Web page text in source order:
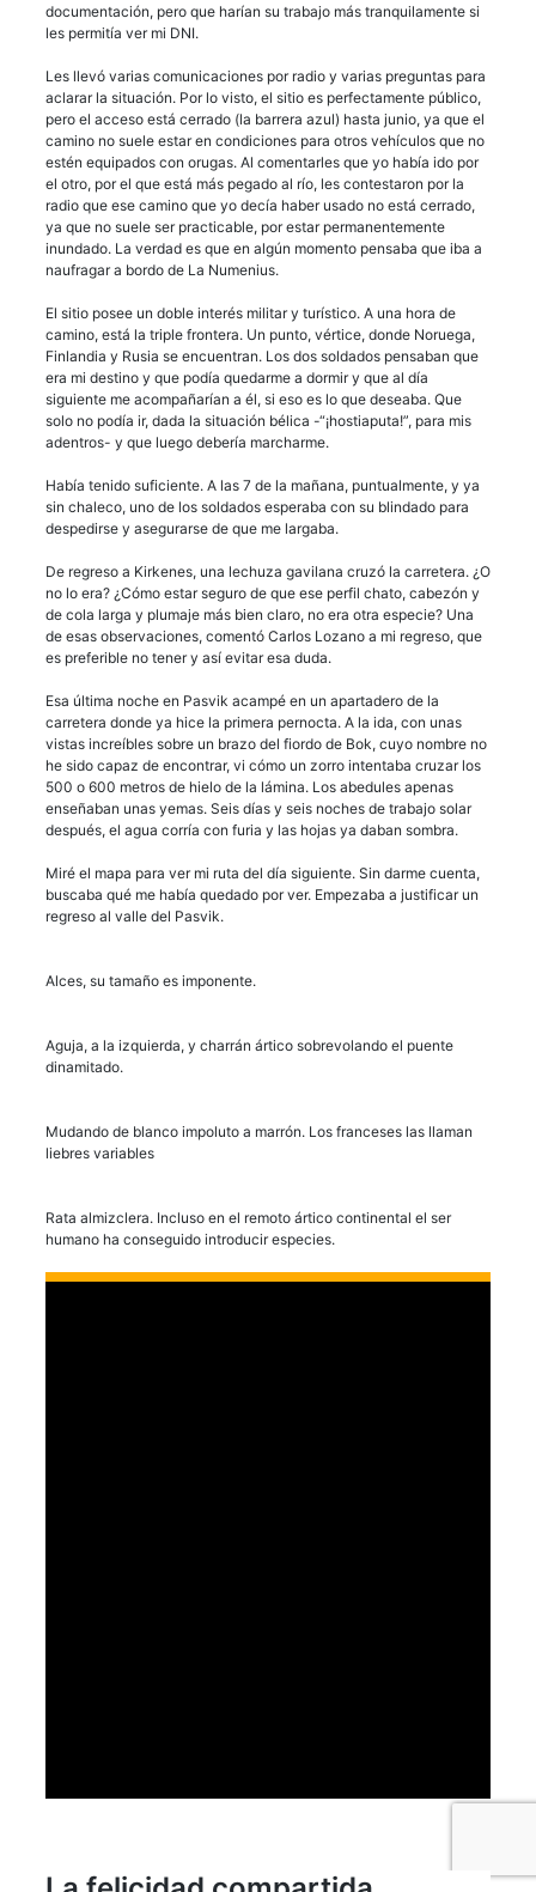
documentación, pero que harían su trabajo más tranquilamente si
les permitía ver mi DNI.
Les llevó varias comunicaciones por radio y varias preguntas para
aclarar la situación. Por lo visto, el sitio es perfectamente público,
pero el acceso está cerrado (la barrera azul) hasta junio, ya que el
camino no suele estar en condiciones para otros vehículos que no
estén equipados con orugas. Al comentarles que yo había ido por
el otro, por el que está más pegado al río, les contestaron por la
radio que ese camino que yo decía haber usado no está cerrado,
ya que no suele ser practicable, por estar permanentemente
inundado. La verdad es que en algún momento pensaba que iba a
naufragar a bordo de La Numenius.
El sitio posee un doble interés militar y turístico. A una hora de
camino, está la triple frontera. Un punto, vértice, donde Noruega,
Finlandia y Rusia se encuentran. Los dos soldados pensaban que
era mi destino y que podía quedarme a dormir y que al día
siguiente me acompañarían a él, si eso es lo que deseaba. Que
solo no podía ir, dada la situación bélica -“¡hostiaputa!”, para mis
adentros- y que luego debería marcharme.
Había tenido suficiente. A las 7 de la mañana, puntualmente, y ya
sin chaleco, uno de los soldados esperaba con su blindado para
despedirse y asegurarse de que me largaba.
De regreso a Kirkenes, una lechuza gavilana cruzó la carretera. ¿O
no lo era? ¿Cómo estar seguro de que ese perfil chato, cabezón y
de cola larga y plumaje más bien claro, no era otra especie? Una
de esas observaciones, comentó Carlos Lozano a mi regreso, que
es preferible no tener y así evitar esa duda.
Esa última noche en Pasvik acampé en un apartadero de la
carretera donde ya hice la primera pernocta. A la ida, con unas
vistas increíbles sobre un brazo del fiordo de Bok, cuyo nombre no
he sido capaz de encontrar, vi cómo un zorro intentaba cruzar los
500 o 600 metros de hielo de la lámina. Los abedules apenas
enseñaban unas yemas. Seis días y seis noches de trabajo solar
después, el agua corría con furia y las hojas ya daban sombra.
Miré el mapa para ver mi ruta del día siguiente. Sin darme cuenta,
buscaba qué me había quedado por ver. Empezaba a justificar un
regreso al valle del Pasvik.
Alces, su tamaño es imponente.
Aguja, a la izquierda, y charrán ártico sobrevolando el puente
dinamitado.
Mudando de blanco impoluto a marrón. Los franceses las llaman
liebres variables
Rata almizclera. Incluso en el remoto ártico continental el ser
humano ha conseguido introducir especies.